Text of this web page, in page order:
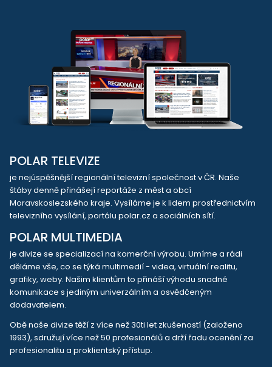
POLAR TELEVIZE
je nejúspěšnější regionální televizní společnost v ČR. Naše
štáby denně přinášejí reportáže z měst a obcí
Moravskoslezského kraje. Vysíláme je k lidem prostřednictvím
televizního vysílání, portálu polar.cz a sociálních sítí.
POLAR MULTIMEDIA
je divize se specializací na komerční výrobu. Umíme a rádi
děláme vše, co se týká multimedií - videa, virtuální realitu,
grafiky, weby. Našim klientům to přináší výhodu snadné
komunikace s jediným univerzálním a osvědčeným
dodavatelem.
Obě naše divize těží z více než 30ti let zkušeností (založeno
1993), sdružují více než 50 profesionálů a drží řadu ocenění za
profesionalitu a proklientský přístup.